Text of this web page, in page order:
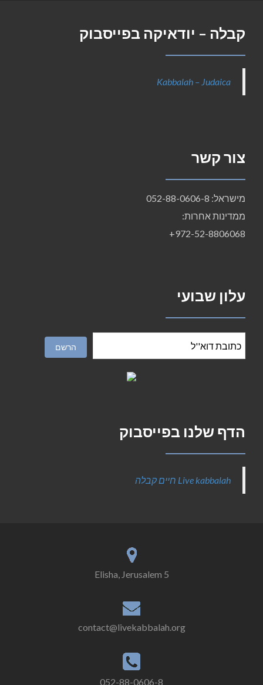
קבלה – יודאיקה בפייסבוק
Kabbalah – Judaica
צור קשר
מישראל: 052-88-0606-8
ממדינות אחרות:
972-52-8806068+
עלון שבועי
הדף שלנו בפייסבוק
‎Live kabbalah חיים קבלה‎
5 Elisha, Jerusalem
contact@livekabbalah.org
052-88-0606-8